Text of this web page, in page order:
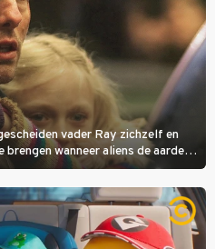
vader Ray zichzelf en
brengen wanneer aliens de aarde